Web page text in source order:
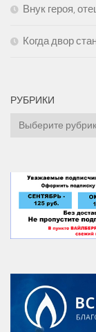
Внук героя,
Когда двор
РУБРИКИ
Рубрики